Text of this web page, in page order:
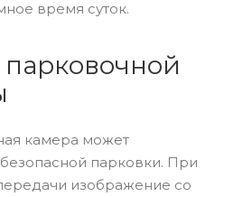
время суток.
камера может
безопасной парковки. При
изображение со